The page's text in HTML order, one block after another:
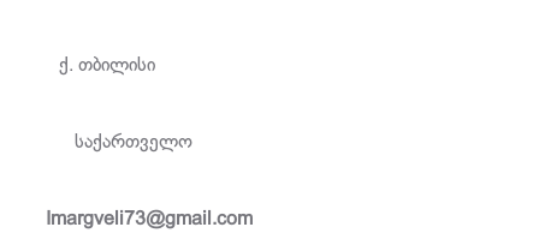
ქ. თბილისი
საქართველო
Imargveli73@gmail.com